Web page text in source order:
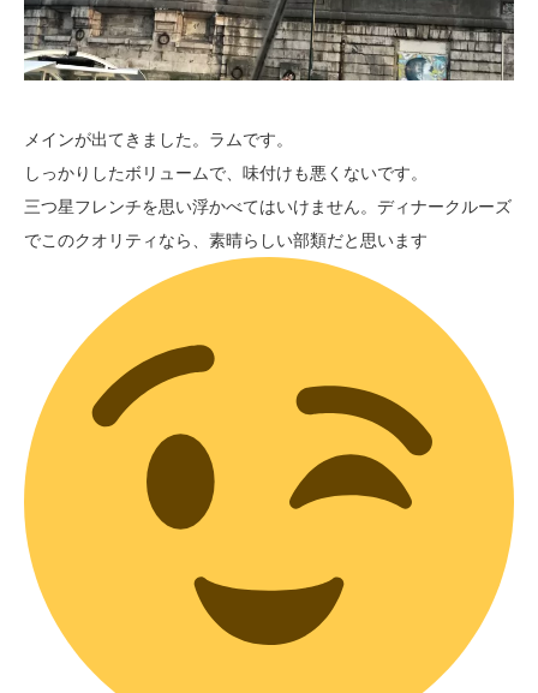
メインが出てきました。ラムです。
しっかりしたボリュームで、味付けも悪くないです。
三つ星フレンチを思い浮かべてはいけません。ディナークルーズ
でこのクオリティなら、素晴らしい部類だと思います